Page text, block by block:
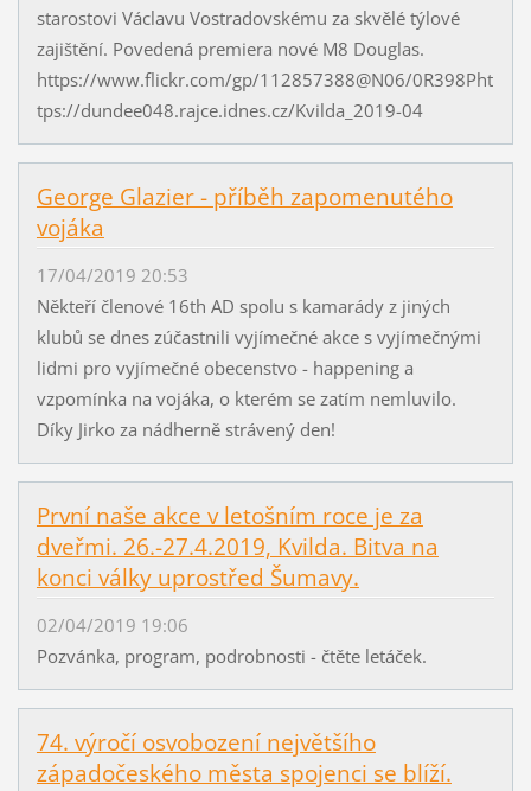
starostovi Václavu Vostradovskému za skvělé týlové
zajištění. Povedená premiera nové M8 Douglas.
https://www.flickr.com/gp/112857388@N06/0R398Pht
tps://dundee048.rajce.idnes.cz/Kvilda_2019-04
George Glazier - příběh zapomenutého
vojáka
17/04/2019 20:53
Někteří členové 16th AD spolu s kamarády z jiných
klubů se dnes zúčastnili vyjímečné akce s vyjímečnými
lidmi pro vyjímečné obecenstvo - happening a
vzpomínka na vojáka, o kterém se zatím nemluvilo.
Díky Jirko za nádherně strávený den!
První naše akce v letošním roce je za
dveřmi. 26.-27.4.2019, Kvilda. Bitva na
konci války uprostřed Šumavy.
02/04/2019 19:06
Pozvánka, program, podrobnosti - čtěte letáček.
74. výročí osvobození největšího
západočeského města spojenci se blíží.